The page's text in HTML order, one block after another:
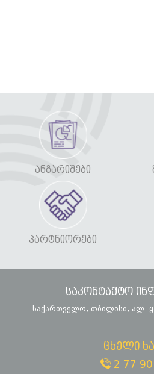
ᲐᲜᲒᲐᲠᲘᲨᲔᲑᲘ
ᲞᲐᲠᲢᲜᲘᲝᲠᲔᲑᲘ
საკონტაქტო
საქართველო, თბილისი, ალ.
ცხელი
2 77